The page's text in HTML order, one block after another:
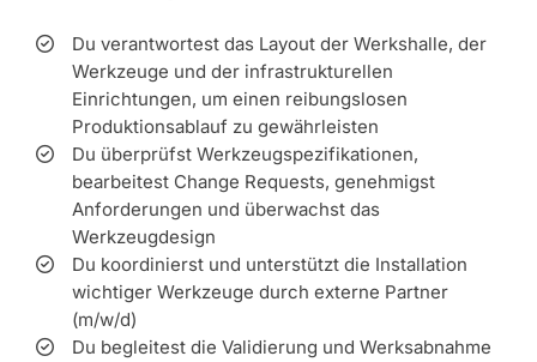
Du verantwortest das Layout der Werkshalle, der
Werkzeuge und der infrastrukturellen
Einrichtungen, um einen reibungslosen
Produktionsablauf zu gewährleisten
Du überprüfst Werkzeugspezifikationen,
bearbeitest Change Requests, genehmigst
Anforderungen und überwachst das
Werkzeugdesign
Du koordinierst und unterstützt die Installation
wichtiger Werkzeuge durch externe Partner
(m/w/d)
Du begleitest die Validierung und Werksabnahme